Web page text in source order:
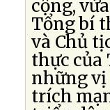
cộng,
Tổng bí
và Chủ
thực của
những vị
trích